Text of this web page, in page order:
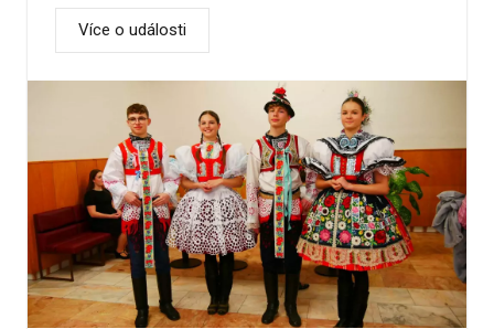
Více o události